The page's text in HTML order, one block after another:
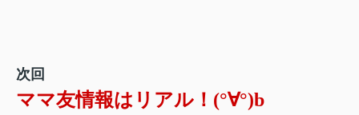
次回
ママ友情報はリアル！(°∀°)b